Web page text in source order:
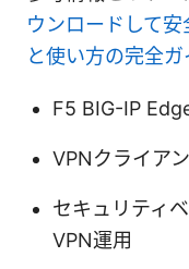
ウンロードして
と使い方の完全ガ
F5 BIG-IP
VPNクライア
セキュリティ
VPN運用